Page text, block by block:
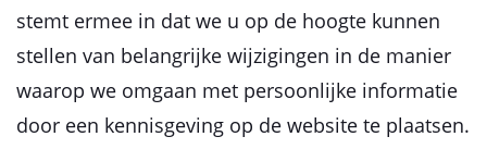
stemt ermee in dat we u op de hoogte kunnen
stellen van belangrijke wijzigingen in de manier
waarop we omgaan met persoonlijke informatie
door een kennisgeving op de website te plaatsen.